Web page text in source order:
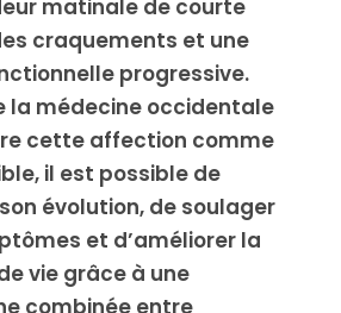
matinale de courte
craquements et une
progressive.
la médecine occidentale
cette affection comme
il est possible de
évolution, de soulager
et d’améliorer la
vie grâce à une